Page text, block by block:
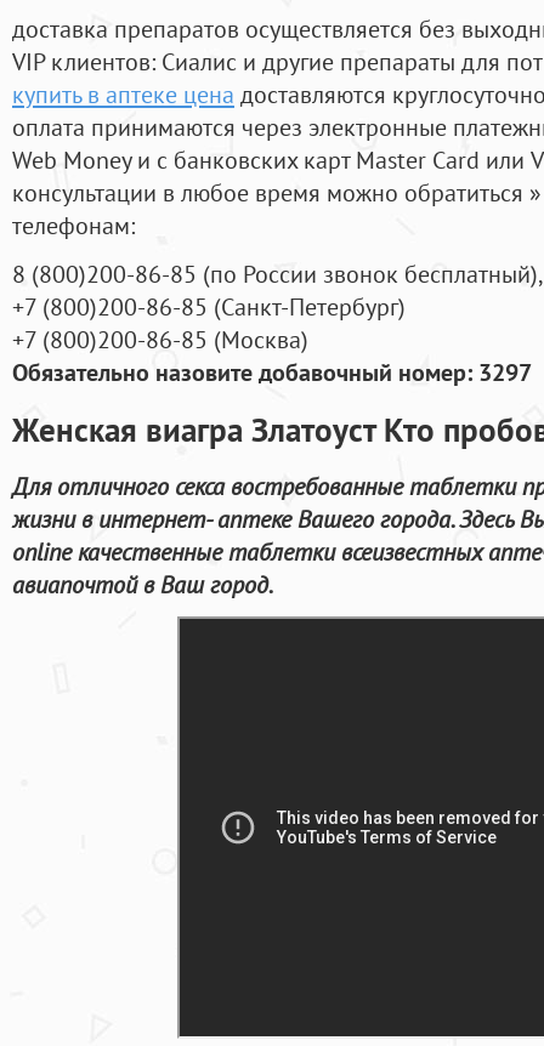
доставка препаратов осуществляется без
VIP клиентов: Сиалис и другие препараты для
купить в аптеке цена доставляются
оплата принимаются через электронные
Web Money и с банковских карт Master Card или
консультации в любое время можно обратиться
телефонам:
8 (800)200-86-85 (по России звонок бесплатный),
+7 (800)200-86-85 (Санкт-Петербург)
+7 (800)200-86-85 (Москва)
Обязательно назовите добавочный номер: 3297
Женская виагра Златоуст Кто
Для отличного секса востребованные таблетки
жизни в интернет- аптеке Вашего города. Здесь
online качественные таблетки всеизвестных
авиапочтой в Ваш город.